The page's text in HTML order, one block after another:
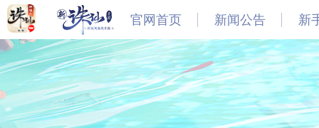
官网首页 新闻公告
最新
新闻
公告
新